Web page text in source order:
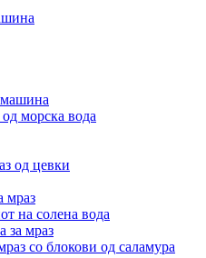
машина
морска вода
од цевки
мраз
на солена вода
за мраз
со блокови од саламура